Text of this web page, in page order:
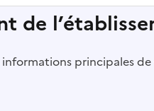
de
principales